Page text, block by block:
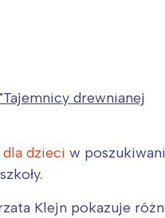
drewnianej
dzieci w
Klejn pokazuje